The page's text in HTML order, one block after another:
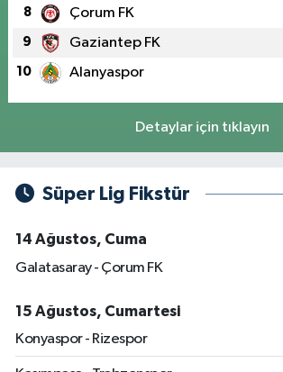
8 Çorum FK
9 Gaziantep FK
10 Alanyaspor
Detaylar için tıklayın
Süper Lig Fikstür
14 Ağustos, Cuma
Galatasaray - Çorum FK
15 Ağustos, Cumartesi
Konyaspor - Rizespor